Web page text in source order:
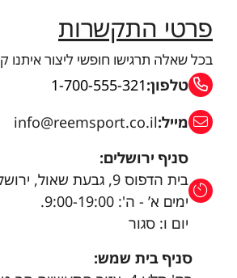
פרטי התקשרות
בכל שאלה תרגישו חופשי ליצור איתנו
טלפון:1-700-555-321
מייל:info@reemsport.co.il
סניף ירושלים:
בית הדפוס 9, גבעת שאול, ירושלים - חניה חינם
ימים א’ - ה': 9:00-19:00.
יום ו: סגור
סניף בית שמש: